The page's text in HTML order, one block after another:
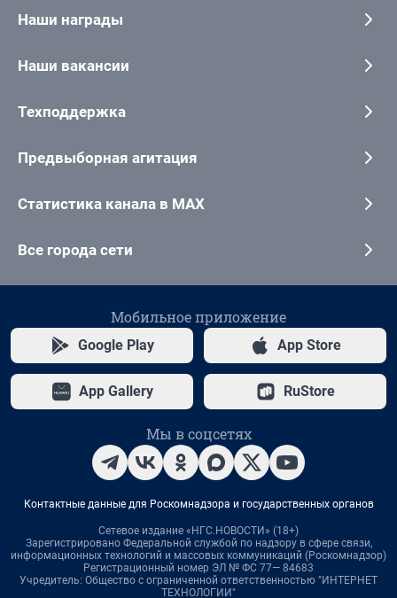
Наши награды
Наши вакансии
Техподдержка
Предвыборная агитация
Статистика канала в MAX
Все города сети
Мобильное приложение
Google Play App Store
App Gallery RuStore
Мы в соцсетях
Контактные данные для Роскомнадзора и государственных органов
Сетевое издание «НГС.НОВОСТИ» (18+)
Зарегистрировано Федеральной службой по надзору в сфере связи,
информационных технологий и массовых коммуникаций (Роскомнадзор)
Регистрационный номер ЭЛ № ФС 77— 84683
Учредитель: Общество с ограниченной ответственностью "ИНТЕРНЕТ
ТЕХНОЛОГИИ"